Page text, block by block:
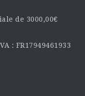
de 3000,00€
: FR17949461933